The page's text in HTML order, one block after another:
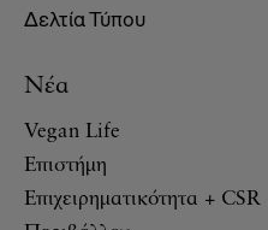
Δελτία Τύπου
Νέα
Vegan Life
Επιστήμη
Επιχειρηματικότητα + CSR